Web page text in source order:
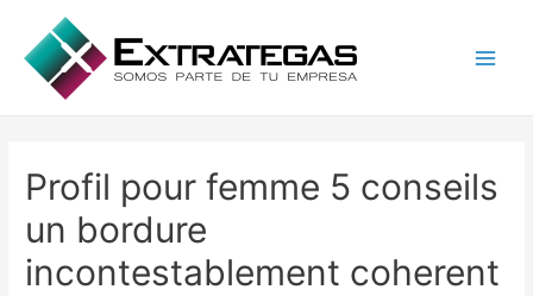
Profil pour femme 5 conseils
un bordure
incontestablement coherent